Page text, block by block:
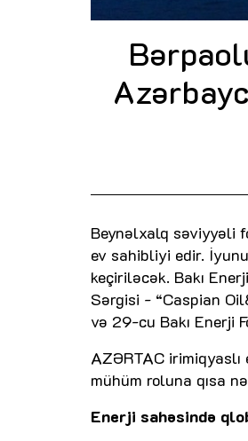
Beynəlxalq səviyyəli
ev sahibliyi edir.
keçiriləcək. Bakı
Sərgisi - “Caspian
və 29-cu Bakı Enerji
AZƏRTAC irimiqyaslı
mühüm roluna qısa
Enerji sahəsində